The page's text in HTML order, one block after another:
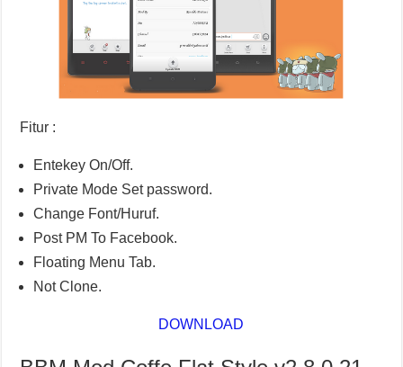
Fitur :
Entekey On/Off.
Private Mode Set password.
Change Font/Huruf.
Post PM To Facebook.
Floating Menu Tab.
Not Clone.
DOWNLOAD